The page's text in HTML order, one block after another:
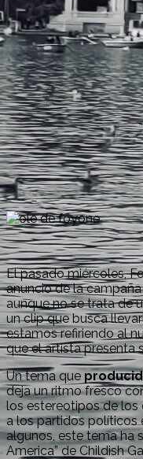
El pasado miércoles,
anuncio de la
aunque no se trata de
un clip que busca
estamos refiriendo al
que el artista presenta
Un tema que
deja un ritmo fresco
los estereotipos de los
a los partidos políticos
algunos, este tema ha
America” de Childish